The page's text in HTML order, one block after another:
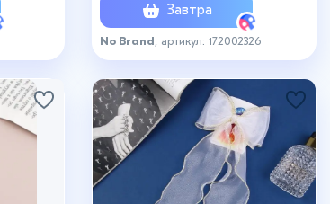
Завтра
No Brand , артикул: 172002326